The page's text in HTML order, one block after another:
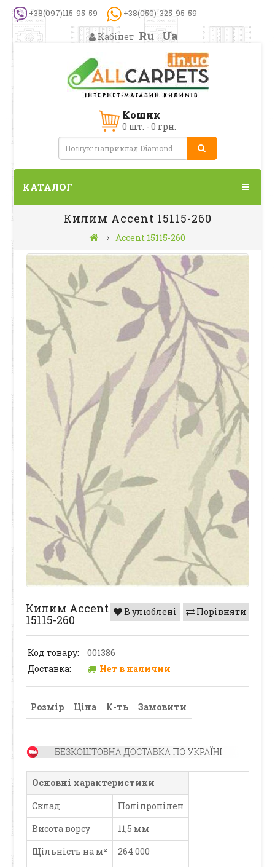
+38(097)115-95-59 +38(050)-325-95-59
Кабінет Ru Ua
Кошик
0 шт. - 0 грн.
КАТАЛОГ
Килим Accent 15115-260
Accent 15115-260
Порівняти
В улюблені
Килим Accent
15115-260
Код товару:
001386
Доставка:
Нет в наличии
Розмір Ціна К-ть Замовити
Основні характеристики
Склад
Поліпропілен
Висота ворсу
11,5 мм
Щільність на м²
264 000